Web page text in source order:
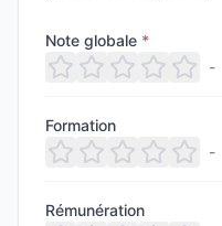
Note globale *
-
Formation
-
Rémunération